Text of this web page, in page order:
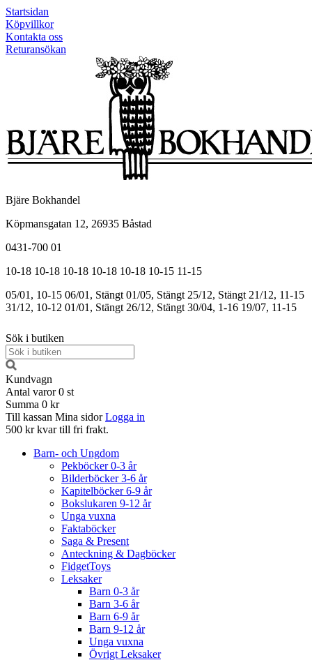
Startsidan
Köpvillkor
Kontakta oss
Returansökan
Bjäre Bokhandel
Köpmansgatan 12, 26935 Båstad
0431-700 01
10-18 10-18 10-18 10-18 10-18 10-15 11-15
05/01, 10-15 06/01, Stängt 01/05, Stängt 25/12, Stängt 21/12, 11-15
31/12, 10-12 01/01, Stängt 26/12, Stängt 30/04, 1-16 19/07, 11-15
Sök i butiken
Kundvagn
Antal varor 0 st
Summa 0 kr
Till kassan Mina sidor Logga in
500 kr kvar till fri frakt.
Barn- och Ungdom
Pekböcker 0-3 år
Bilderböcker 3-6 år
Kapitelböcker 6-9 år
Bokslukaren 9-12 år
Unga vuxna
Faktaböcker
Saga & Present
Anteckning & Dagböcker
FidgetToys
Leksaker
Barn 0-3 år
Barn 3-6 år
Barn 6-9 år
Barn 9-12 år
Unga vuxna
Övrigt Leksaker